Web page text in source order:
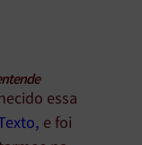
essa
e foi